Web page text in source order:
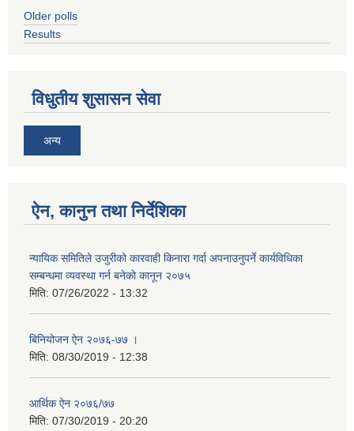
Older polls
Results
विधुतीय शुसासन सेवा
अन्य
ऐन, कानुन तथा निर्देशिका
न्यायिक समितिले उजुरीको कारवाही किनारा गर्दा अपनाउनुपर्ने कार्यविधिका
सम्बन्धमा व्यवस्था गर्न बनेको कानून २०७५
मिति: 07/26/2022 - 13:32
बिनियोजन ऐन २०७६-७७ ।
मिति: 08/30/2019 - 12:38
आर्थिक ऐन २०७६/७७
मिति: 07/30/2019 - 20:20